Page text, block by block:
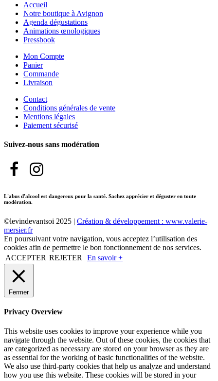
Accueil
Notre boutique à Avignon
Agenda dégustations
Animations œnologiques
Pressbook
Mon Compte
Panier
Commande
Livraison
Contact
Conditions générales de vente
Mentions légales
Paiement sécurisé
Suivez-nous sans modération
L'abus d'alcool est dangereux pour la santé. Sachez apprécier et déguster en toute
modération.
©levindevantsoi 2025 | Création & développement : www.valerie-
mersier.fr
En poursuivant votre navigation, vous acceptez l’utilisation des
cookies afin de permettre le bon fonctionnement de nos services.
ACCEPTER REJETER En savoir +
Fermer
Privacy Overview
This website uses cookies to improve your experience while you
navigate through the website. Out of these cookies, the cookies that
are categorized as necessary are stored on your browser as they are
as essential for the working of basic functionalities of the website.
We also use third-party cookies that help us analyze and understand
how you use this website. These cookies will be stored in your